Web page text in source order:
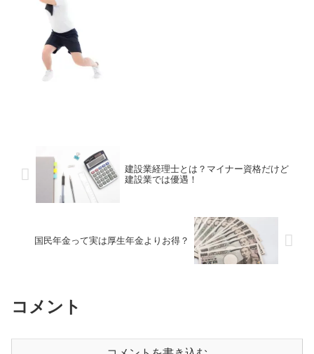
建設業経理士とは？マイナー資格だけど
建設業では優遇！
国民年金って実は厚生年金よりお得？
コメント